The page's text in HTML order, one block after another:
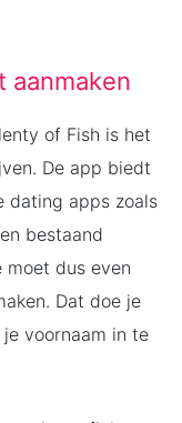
aanmaken
of Fish is het
De app biedt
dating apps zoals
bestaand
moet dus even
Dat doe je
voornaam in te